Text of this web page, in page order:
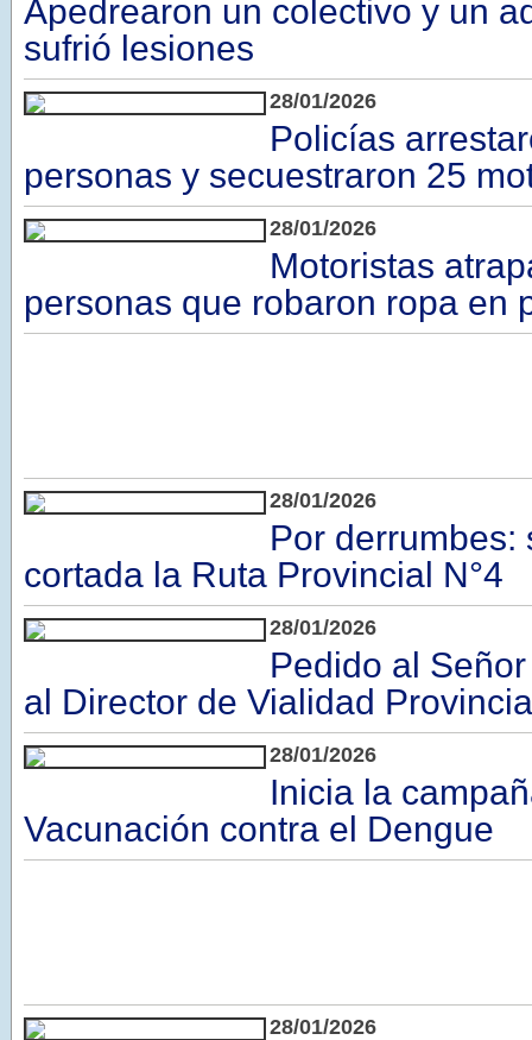
Apedrearon un colectivo y un
sufrió lesiones
28/01/2026
Policías
personas y secuestraron 25
28/01/2026
Motoristas
personas que robaron ropa en
28/01/2026
Por derrumbes:
cortada la Ruta Provincial N°4
28/01/2026
Pedido al
al Director de Vialidad
28/01/2026
Inicia la
Vacunación contra el Dengue
28/01/2026